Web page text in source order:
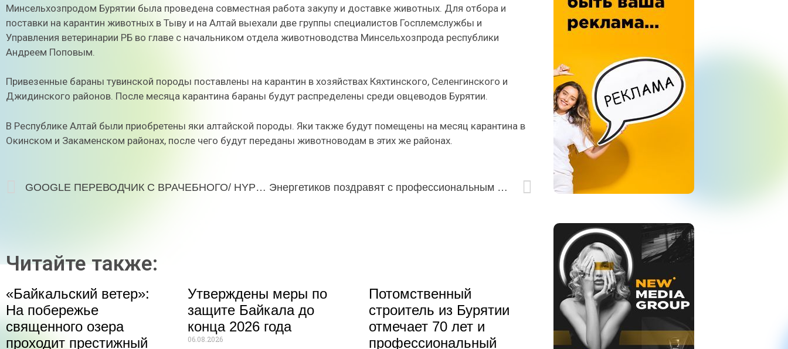
Минсельхозпродом Бурятии была проведена совместная работа закупу и доставке животных. Для отбора и
поставки на карантин животных в Тыву и на Алтай выехали две группы специалистов Госплемслужбы и
Управления ветеринарии РБ во главе с начальником отдела животноводства Минсельхозпрода республики
Андреем Поповым.
Привезенные бараны тувинской породы поставлены на карантин в хозяйствах Кяхтинского, Селенгинского и
Джидинского районов. После месяца карантина бараны будут распределены среди овцеводов Бурятии.
В Республике Алтай были приобретены яки алтайской породы. Яки также будут помещены на месяц карантина в
Окинском и Закаменском районах, после чего будут переданы животноводам в этих же районах.
GOOGLE ПЕРЕВОДЧИК С ВРАЧЕБНОГО/ HYPE!ОВОСТИ 165 Энергетиков поздравят с профессиональным праздником иллюминацией на телебашне в Улан-Удэ
Читайте также:
«Байкальский ветер»:
На побережье
священного озера
проходит престижный
Утверждены меры по
защите Байкала до
конца 2026 года
06.08.2026
Потомственный
строитель из Бурятии
отмечает 70 лет и
профессиональный